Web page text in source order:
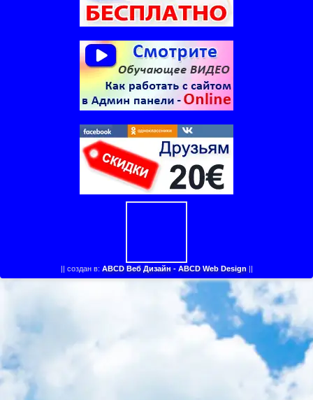
|| создан в: ABCD Веб Дизайн - ABCD Web Design||